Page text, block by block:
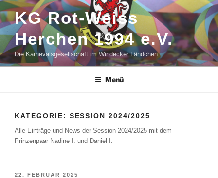
Zum
Inhalt
springen
KG Rot-Weiss
Herchen 1994 e.V.
Die Karnevalsgesellschaft im Windecker Ländchen
Menü
KATEGORIE: SESSION 2024/2025
Alle Einträge und News der Session 2024/2025 mit dem
Prinzenpaar Nadine I. und Daniel I.
VERÖFFENTLICHT
22. FEBRUAR 2025